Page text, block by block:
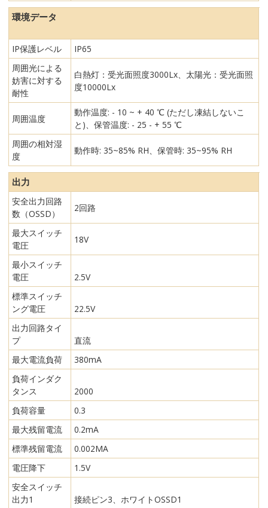
環境データ
IP保護レベル
IP65
周囲光による
妨害に対する
耐性
白熱灯：受光面照度3000Lx、太陽光：受光面照
度10000Lx
周囲温度
動作温度: - 10 ~ + 40 ℃ (ただし凍結しないこ
と)、保管温度: - 25 - + 55 ℃
周囲の相対湿
度
動作時: 35~85% RH、保管時: 35~95% RH
出力
安全出力回路
数（OSSD）
2回路
最大スイッチ
電圧
18V
最小スイッチ
電圧
2.5V
標準スイッチ
ング電圧
22.5V
出力回路タイ
プ
直流
最大電流負荷
380mA
負荷インダク
タンス
2000
負荷容量
0.3
最大残留電流
0.2mA
標準残留電流
0.002MA
電圧降下
1.5V
安全スイッチ
出力1
接続ピン3、ホワイトOSSD1